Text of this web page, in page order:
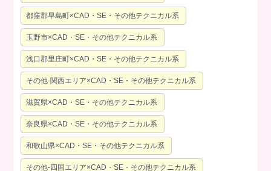
都窪郡早島町×CAD・SE・その他テクニカル系
玉野市×CAD・SE・その他テクニカル系
浅口郡里庄町×CAD・SE・その他テクニカル系
その他-関西エリア×CAD・SE・その他テクニカル系
滋賀県×CAD・SE・その他テクニカル系
奈良県×CAD・SE・その他テクニカル系
和歌山県×CAD・SE・その他テクニカル系
その他-四国エリア×CAD・SE・その他テクニカル系